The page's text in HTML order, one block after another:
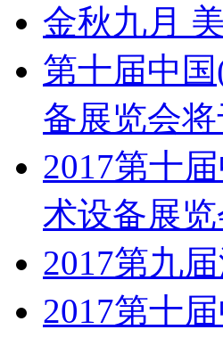
金秋九月
第十届中
备展览会
2017第十
术设备展
2017第九
2017第十